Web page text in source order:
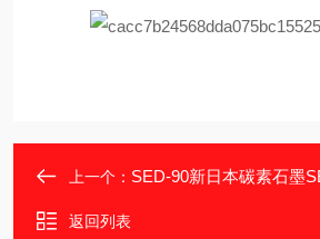
上一个： SED-90新日本碳素石墨
返回列表